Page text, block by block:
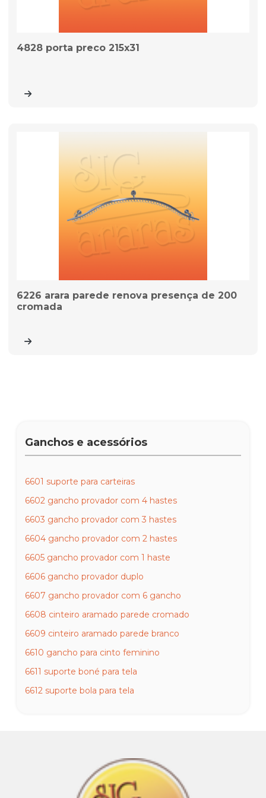
4828 porta preco 215x31
6226 arara parede renova presença de 200
cromada
Ganchos e acessórios
6601 suporte para carteiras
6602 gancho provador com 4 hastes
6603 gancho provador com 3 hastes
6604 gancho provador com 2 hastes
6605 gancho provador com 1 haste
6606 gancho provador duplo
6607 gancho provador com 6 gancho
6608 cinteiro aramado parede cromado
6609 cinteiro aramado parede branco
6610 gancho para cinto feminino
6611 suporte boné para tela
6612 suporte bola para tela
6616 tampa cromada para manequim
6617 base de vidro redonda para manequim